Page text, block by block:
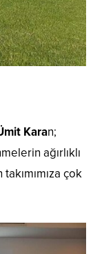
Karan;
ağırlıklı
çok